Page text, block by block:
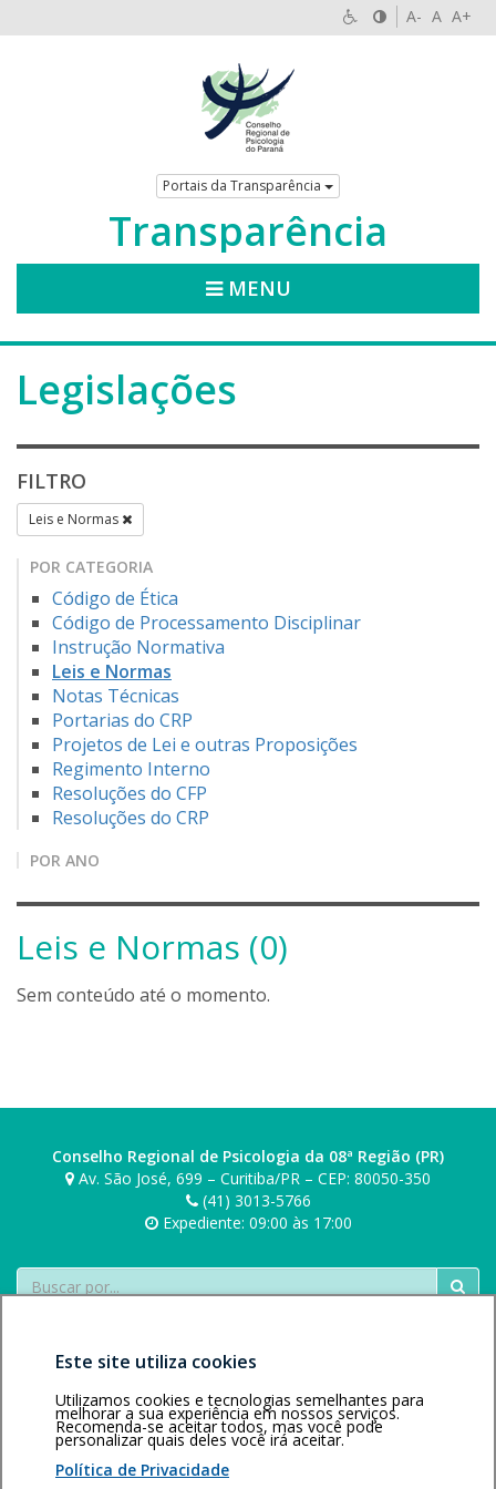
A- A A+
Portais da Transparência
Transparência
MENU
Legislações
FILTRO
Leis e Normas
POR CATEGORIA
Código de Ética
Código de Processamento Disciplinar
Instrução Normativa
Leis e Normas
Notas Técnicas
Portarias do CRP
Projetos de Lei e outras Proposições
Regimento Interno
Resoluções do CFP
Resoluções do CRP
POR ANO
Leis e Normas (0)
Sem conteúdo até o momento.
Conselho Regional de Psicologia da 08ª Região (PR)
Av. São José, 699 – Curitiba/PR – CEP: 80050-350
(41) 3013-5766
Expediente: 09:00 às 17:00
Buscar
Área restritaPolítica de
privacidadePersonalização
de cookies
Este site utiliza cookies
Utilizamos cookies e tecnologias semelhantes para
melhorar a sua experiência em nossos serviços.
Recomenda-se aceitar todos, mas você pode
personalizar quais deles você irá aceitar.
Política de Privacidade